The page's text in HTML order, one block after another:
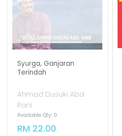
Syurga, Ganjaran
Terindah
Ahmad Dusuki Abd
Rani
Available Qty: 0
RM 22.00